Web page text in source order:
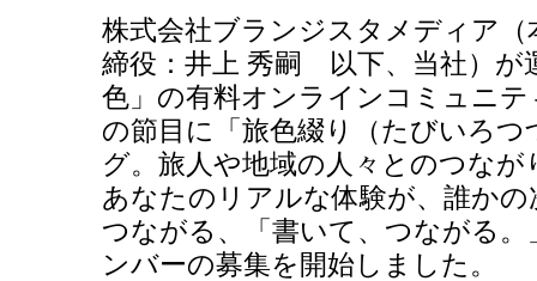
株式会社ブランジスタメディア（
締役：井上 秀嗣 以下、当社）が
色」の有料オンラインコミュニ
の節目に「旅色綴り（たびいろ
グ。旅人や地域の人々とのつな
あなたのリアルな体験が、誰か
つながる、「書いて、つながる
ンバーの募集を開始しました。